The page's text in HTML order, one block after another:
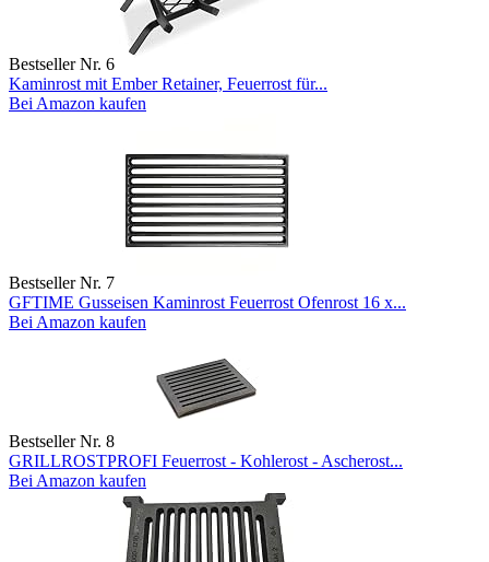
Bestseller Nr. 6
Kaminrost mit Ember Retainer, Feuerrost für...
Bei Amazon kaufen
Bestseller Nr. 7
GFTIME Gusseisen Kaminrost Feuerrost Ofenrost 16 x...
Bei Amazon kaufen
Bestseller Nr. 8
GRILLROSTPROFI Feuerrost - Kohlerost - Ascherost...
Bei Amazon kaufen